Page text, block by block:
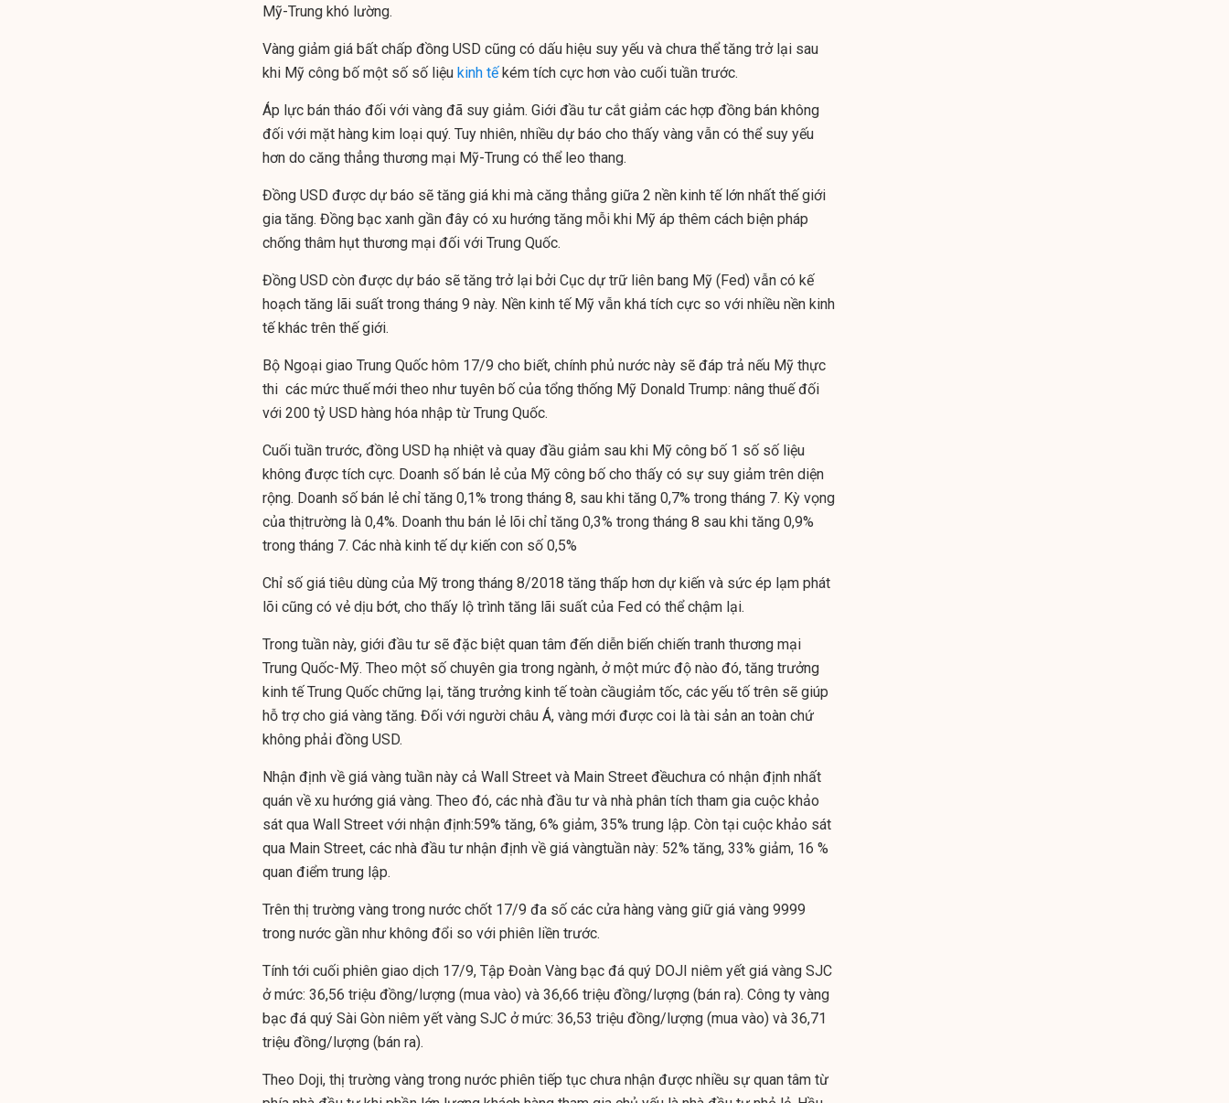
Mỹ-Trung khó lường.
Vàng giảm giá bất chấp đồng USD cũng có dấu hiệu suy yếu và chưa thể tăng trở lại sau
khi Mỹ công bố một số số liệu kinh tếkém tích cực hơn vào cuối tuần trước.
Áp lực bán tháo đối với vàng đã suy giảm. Giới đầu tư cắt giảm các hợp đồng bán không
đối với mặt hàng kim loại quý. Tuy nhiên, nhiều dự báo cho thấy vàng vẫn có thể suy yếu
hơn do căng thẳng thương mại Mỹ-Trung có thể leo thang.
Đồng USD được dự báo sẽ tăng giá khi mà căng thẳng giữa 2 nền kinh tế lớn nhất thế giới
gia tăng. Đồng bạc xanh gần đây có xu hướng tăng mỗi khi Mỹ áp thêm cách biện pháp
chống thâm hụt thương mại đối với Trung Quốc.
Đồng USD còn được dự báo sẽ tăng trở lại bởi Cục dự trữ liên bang Mỹ (Fed) vẫn có kế
hoạch tăng lãi suất trong tháng 9 này. Nền kinh tế Mỹ vẫn khá tích cực so với nhiều nền kinh
tế khác trên thế giới.
Bộ Ngoại giao Trung Quốc hôm 17/9 cho biết, chính phủ nước này sẽ đáp trả nếu Mỹ thực
thi các mức thuế mới theo như tuyên bố của tổng thống Mỹ Donald Trump: nâng thuế đối
với 200 tỷ USD hàng hóa nhập từ Trung Quốc.
Cuối tuần trước, đồng USD hạ nhiệt và quay đầu giảm sau khi Mỹ công bố 1 số số liệu
không được tích cực. Doanh số bán lẻ của Mỹ công bố cho thấy có sự suy giảm trên diện
rộng. Doanh số bán lẻ chỉ tăng 0,1% trong tháng 8, sau khi tăng 0,7% trong tháng 7. Kỳ vọng
của thịtrường là 0,4%. Doanh thu bán lẻ lõi chỉ tăng 0,3% trong tháng 8 sau khi tăng 0,9%
trong tháng 7. Các nhà kinh tế dự kiến con số 0,5%
Chỉ số giá tiêu dùng của Mỹ trong tháng 8/2018 tăng thấp hơn dự kiến và sức ép lạm phát
lõi cũng có vẻ dịu bớt, cho thấy lộ trình tăng lãi suất của Fed có thể chậm lại.
Trong tuần này, giới đầu tư sẽ đặc biệt quan tâm đến diễn biến chiến tranh thương mại
Trung Quốc-Mỹ. Theo một số chuyên gia trong ngành, ở một mức độ nào đó, tăng trưởng
kinh tế Trung Quốc chững lại, tăng trưởng kinh tế toàn cầugiảm tốc, các yếu tố trên sẽ giúp
hỗ trợ cho giá vàng tăng. Đối với người châu Á, vàng mới được coi là tài sản an toàn chứ
không phải đồng USD.
Nhận định về giá vàng tuần này cả Wall Street và Main Street đềuchưa có nhận định nhất
quán về xu hướng giá vàng. Theo đó, các nhà đầu tư và nhà phân tích tham gia cuộc khảo
sát qua Wall Street với nhận định:59% tăng, 6% giảm, 35% trung lập. Còn tại cuộc khảo sát
qua Main Street, các nhà đầu tư nhận định về giá vàngtuần này: 52% tăng, 33% giảm, 16 %
quan điểm trung lập.
Trên thị trường vàng trong nước chốt 17/9 đa số các cửa hàng vàng giữ giá vàng 9999
trong nước gần như không đổi so với phiên liền trước.
Tính tới cuối phiên giao dịch 17/9, Tập Đoàn Vàng bạc đá quý DOJI niêm yết giá vàng SJC
ở mức: 36,56 triệu đồng/lượng (mua vào) và 36,66 triệu đồng/lượng (bán ra). Công ty vàng
bạc đá quý Sài Gòn niêm yết vàng SJC ở mức: 36,53 triệu đồng/lượng (mua vào) và 36,71
triệu đồng/lượng (bán ra).
Theo Doji, thị trường vàng trong nước phiên tiếp tục chưa nhận được nhiều sự quan tâm từ